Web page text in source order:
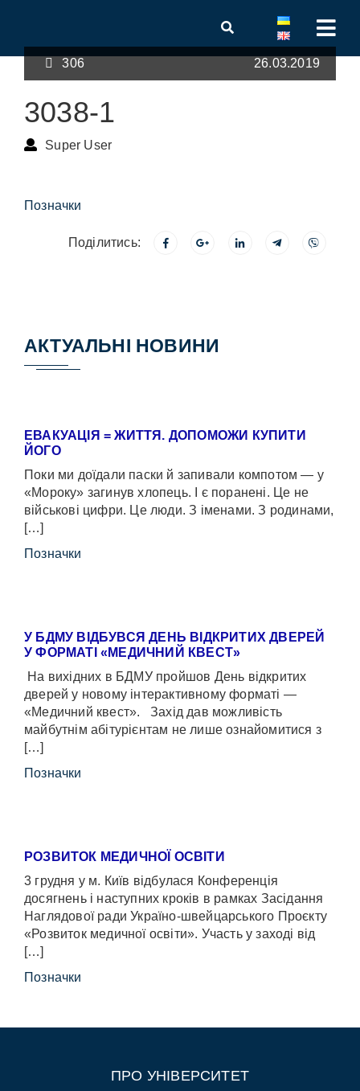
306 26.03.2019
3038-1
Super User
Позначки
Поділитись:
АКТУАЛЬНІ НОВИНИ
ЕВАКУАЦІЯ = ЖИТТЯ. ДОПОМОЖИ КУПИТИ
ЙОГО
Поки ми доїдали паски й запивали компотом — у
«Мороку» загинув хлопець. І є поранені. Це не
військові цифри. Це люди. З іменами. З родинами,
[…]
Позначки
У БДМУ ВІДБУВСЯ ДЕНЬ ВІДКРИТИХ ДВЕРЕЙ
У ФОРМАТІ «МЕДИЧНИЙ КВЕСТ»
На вихідних в БДМУ пройшов День відкритих
дверей у новому інтерактивному форматі —
«Медичний квест». Захід дав можливість
майбутнім абітурієнтам не лише ознайомитися з
[…]
Позначки
РОЗВИТОК МЕДИЧНОЇ ОСВІТИ
3 грудня у м. Київ відбулася Конференція
досягнень і наступних кроків в рамках Засідання
Наглядової ради Україно-швейцарського Проєкту
«Розвиток медичної освіти». Участь у заході від
[…]
Позначки
ПРО УНІВЕРСИТЕТ